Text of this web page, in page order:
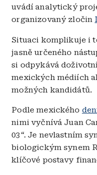
uvádí analytický
organizovaný zločin
Situaci komplikuje i
jasně určeného
si odpykává
mexických médiích
možných kandidátů.
Podle mexického
nimi vyčnívá Juan
03“. Je nevlastním
biologickým synem
klíčové postavy